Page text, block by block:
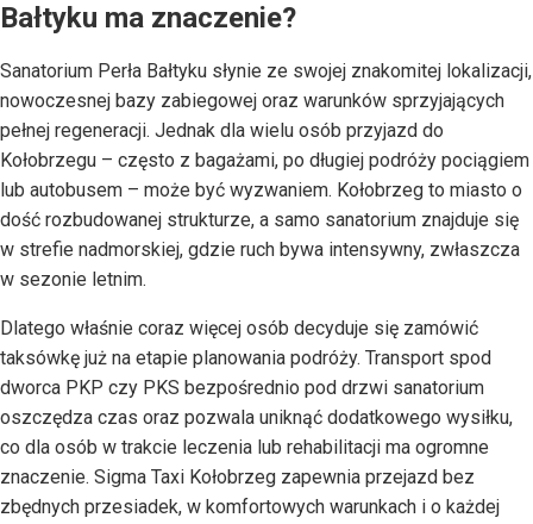
Bałtyku ma znaczenie?
Sanatorium Perła Bałtyku słynie ze swojej znakomitej lokalizacji,
nowoczesnej bazy zabiegowej oraz warunków sprzyjających
pełnej regeneracji. Jednak dla wielu osób przyjazd do
Kołobrzegu – często z bagażami, po długiej podróży pociągiem
lub autobusem – może być wyzwaniem. Kołobrzeg to miasto o
dość rozbudowanej strukturze, a samo sanatorium znajduje się
w strefie nadmorskiej, gdzie ruch bywa intensywny, zwłaszcza
w sezonie letnim.
Dlatego właśnie coraz więcej osób decyduje się zamówić
taksówkę już na etapie planowania podróży. Transport spod
dworca PKP czy PKS bezpośrednio pod drzwi sanatorium
oszczędza czas oraz pozwala uniknąć dodatkowego wysiłku,
co dla osób w trakcie leczenia lub rehabilitacji ma ogromne
znaczenie. Sigma Taxi Kołobrzeg zapewnia przejazd bez
zbędnych przesiadek, w komfortowych warunkach i o każdej